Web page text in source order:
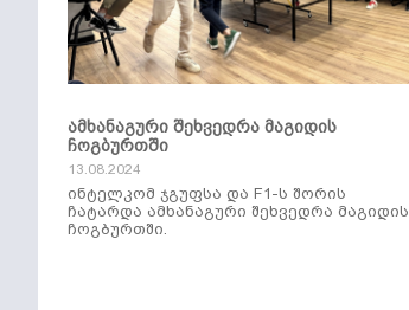
ამხანაგური შეხვედრა მაგიდის
ჩოგბურთში
13.08.2024
ინტელკომ ჯგუფსა და F1-ს შორის
ჩატარდა ამხანაგური შეხვედრა მაგიდის
ჩოგბურთში.